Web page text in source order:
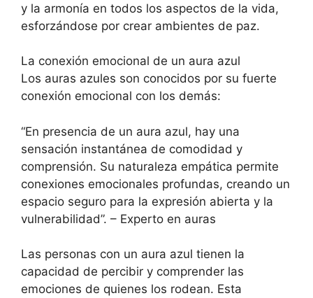
y la armonía en todos los aspectos de la vida,
esforzándose por crear ambientes de paz.
La conexión emocional de un aura azul
Los auras azules son conocidos por su fuerte
conexión emocional con los demás:
“En presencia de un aura azul, hay una
sensación instantánea de comodidad y
comprensión. Su naturaleza empática permite
conexiones emocionales profundas, creando un
espacio seguro para la expresión abierta y la
vulnerabilidad”. – Experto en auras
Las personas con un aura azul tienen la
capacidad de percibir y comprender las
emociones de quienes los rodean. Esta